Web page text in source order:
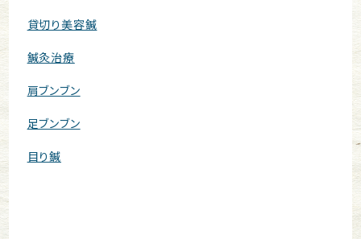
貸切り美容鍼
鍼灸治療
肩ブンブン
足ブンブン
目り鍼